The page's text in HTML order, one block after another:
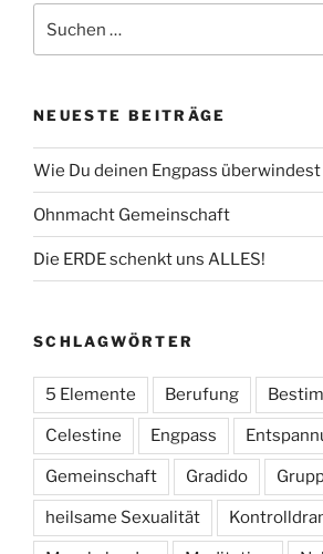
nach:
NEUESTE BEITRÄGE
Wie Du deinen Engpass
Ohnmacht Gemeinschaft
Die ERDE schenkt uns ALLES!
SCHLAGWÖRTER
5 Elemente Berufung
Celestine Engpass
Gemeinschaft Gradido
heilsame Sexualität